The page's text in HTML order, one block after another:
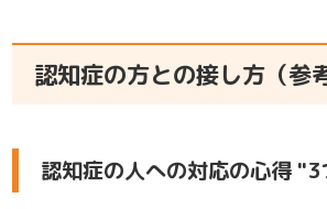
認知症の方との接し方（参
認知症の人への対応の心得